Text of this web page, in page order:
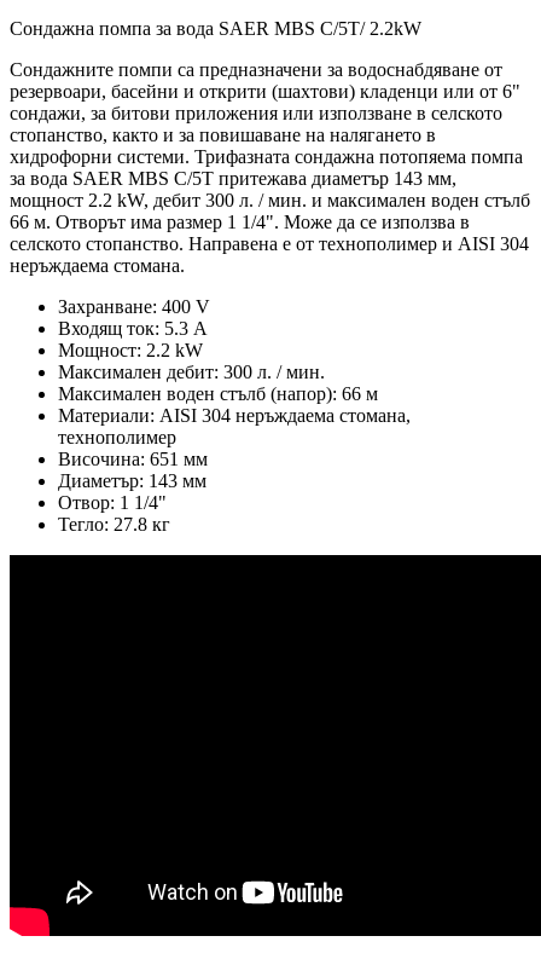
Сондажна помпа за вода SAER MBS C/5T/ 2.2kW
Сондажните помпи са предназначени за водоснабдяване от
резервоари, басейни и открити (шахтови) кладенци или от 6"
сондажи, за битови приложения или използване в селското
стопанство, както и за повишаване на налягането в
хидрофорни системи. Трифазната сондажна потопяема помпа
за вода SAER MBS C/5T притежава диаметър 143 мм,
мощност 2.2 kW, дебит 300 л. / мин. и максимален воден стълб
66 м. Oтворът има размер 1 1/4". Може да се използва в
селското стопанство. Направена е от технополимер и AISI 304
неръждаема стомана.
Захранване: 400 V
Входящ ток: 5.3 А
Мощност: 2.2 kW
Максимален дебит: 300 л. / мин.
Максимален воден стълб (напор): 66 м
Материали: AISI 304 неръждаема стомана,
технополимер
Височина: 651 мм
Диаметър: 143 мм
Oтвор: 1 1/4"
Тегло: 27.8 кг